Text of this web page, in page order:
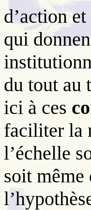
d’action
qui
du tout au
ici à ces
faciliter la
l’échelle
soit même